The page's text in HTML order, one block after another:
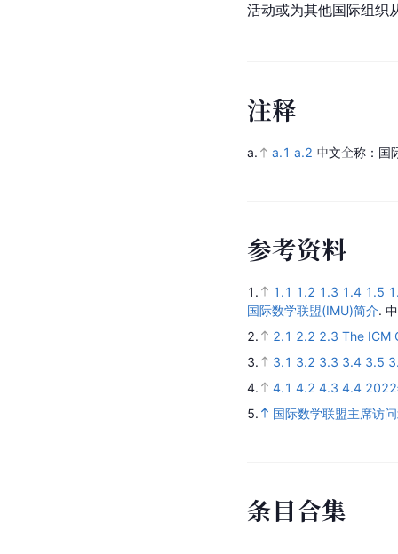
活动或为其他国际组织
注释
a. a.1 a.2 中文全称：国
参考资料
1. 1.1 1.2 1.3 1.4 1.5
国际数学联盟(IMU)简介.
2.
2.1 2.2 2.3 The ICM
3.
3.1 3.2 3.3 3.4 3.5
4.
4.1 4.2 4.3 4.4 2022
5.
国际数学联盟主席访
条目合集